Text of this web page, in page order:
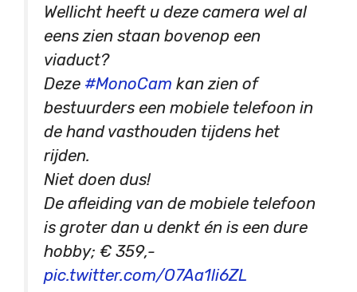
Wellicht heeft u deze camera wel al
eens zien staan bovenop een
viaduct?
Deze #MonoCam kan zien of
bestuurders een mobiele telefoon in
de hand vasthouden tijdens het
rijden.
Niet doen dus!
De afleiding van de mobiele telefoon
is groter dan u denkt én is een dure
hobby; € 359,-
pic.twitter.com/O7Aa1li6ZL